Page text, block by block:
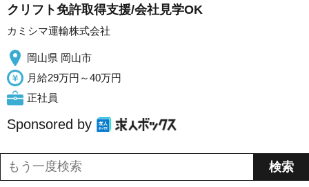
クリフト免許取得支援/会社見学OK
カミシマ運輸株式会社
岡山県 岡山市
月給29万円～40万円
正社員
Sponsored by